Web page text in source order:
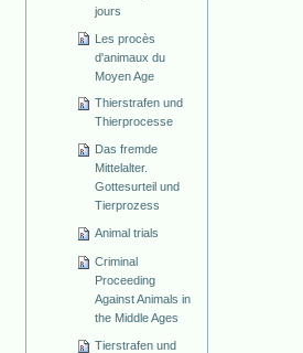
jours
Les procès
d'animaux du
Moyen Age
Thierstrafen und
Thierprocesse
Das fremde
Mittelalter.
Gottesurteil und
Tierprozess
Animal trials
Criminal
Proceeding
Against Animals in
the Middle Ages
Tierstrafen und